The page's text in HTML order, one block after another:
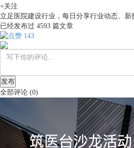
+关注
立足医院建设行业，每日分享行业动态、
已经发布过 4593 篇文章
143
发布
全部评论 (0)